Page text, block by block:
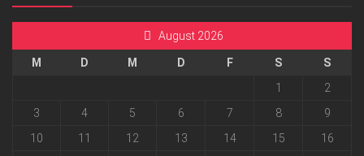
August 2026
M D M D F S
S
1
2
3
4 5 6 7 8
9
10
11 12 13 14 15
16